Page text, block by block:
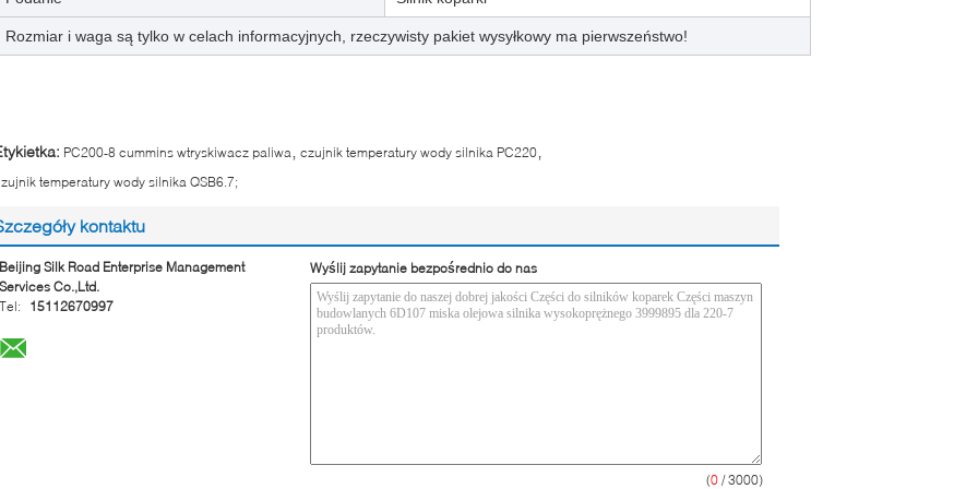
Rozmiar i waga są tylko w celach informacyjnych, rzeczywisty pakiet wysyłkowy ma pierwszeństwo!
PC200-8 cummins wtryskiwacz paliwa czujnik temperatury wody silnika PC220
temperatury wody silnika QSB6.7;
kontaktu
Beijing Silk Road Enterprise Management
Services Co.,Ltd.
Tel:
15112670997
Wyślij zapytanie bezpośrednio do nas
(0 / 3000)